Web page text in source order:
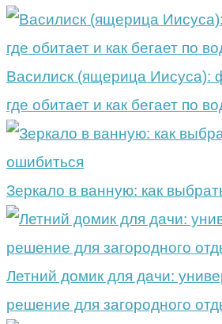
Василиск (ящерица Иисуса):
где обитает и как бегает по
Зеркало в ванную: как
Летний домик для дачи:
решение для загородного